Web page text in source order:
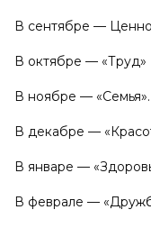
В сентябре —
В октябре — «Труд»
В ноябре — «Семья».
В декабре —
В январе —
В феврале —